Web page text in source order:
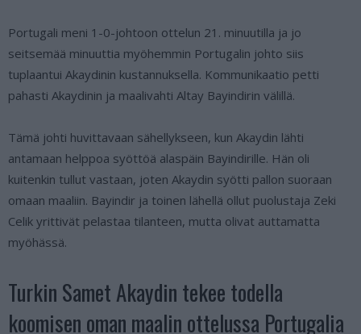
Portugali meni 1-0-johtoon ottelun 21. minuutilla ja jo
seitsemää minuuttia myöhemmin Portugalin johto siis
tuplaantui Akaydinin kustannuksella. Kommunikaatio petti
pahasti Akaydinin ja maalivahti Altay Bayindirin välillä.
Tämä johti huvittavaan sähellykseen, kun Akaydin lähti
antamaan helppoa syöttöä alaspäin Bayindirille. Hän oli
kuitenkin tullut vastaan, joten Akaydin syötti pallon suoraan
omaan maaliin. Bayindir ja toinen lähellä ollut puolustaja Zeki
Celik yrittivät pelastaa tilanteen, mutta olivat auttamatta
myöhässä.
Turkin Samet Akaydin tekee todella
koomisen oman maalin ottelussa Portugalia